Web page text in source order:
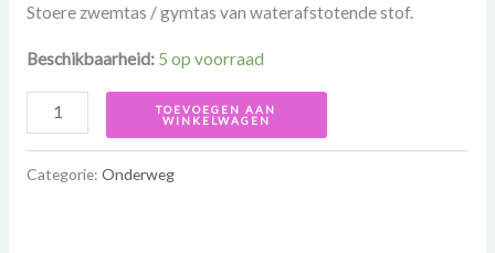
Stoere zwemtas / gymtas van waterafstotende stof.
Beschikbaarheid: 5 op voorraad
TOEVOEGEN AAN
WINKELWAGEN
Categorie: Onderweg